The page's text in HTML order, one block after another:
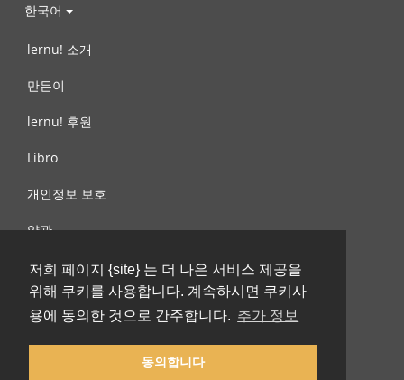
저희 페이지 {site} 는 더 나은 서비스 제공을
위해 쿠키를 사용합니다. 계속하시면 쿠키사
용에 동의한 것으로 간주합니다. 추가 정보
동의합니다
한국어
lernu! 소개
만든이
lernu! 후원
Libro
개인정보 보호
약관
제안, 문의